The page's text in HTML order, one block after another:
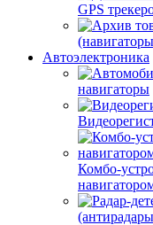
GPS
Автоэлектроника
навигаторы
Комбо-